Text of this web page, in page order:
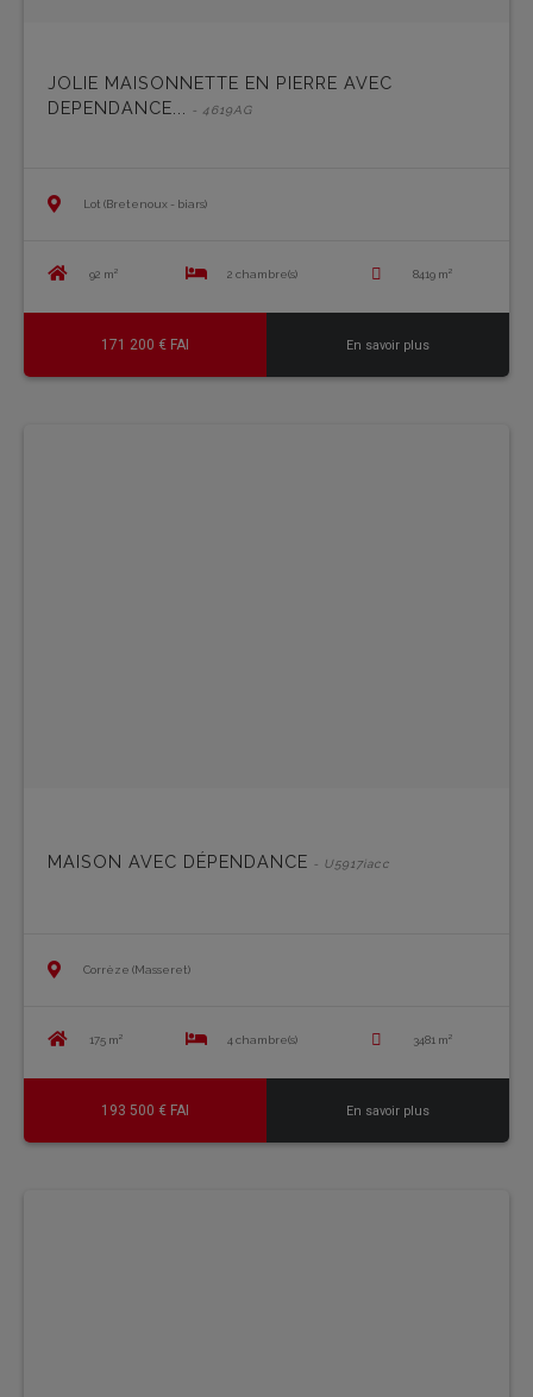
JOLIE MAISONNETTE EN PIERRE AVEC
DEPENDANCE...
- 4619AG
Lot (Bretenoux - biars)
92 m² 2 chambre(s) 8419 m²
171 200 € FAI En savoir plus
MAISON AVEC DÉPENDANCE - U5917iacc
Corrèze (Masseret)
175 m² 4 chambre(s) 3481 m²
193 500 € FAI En savoir plus